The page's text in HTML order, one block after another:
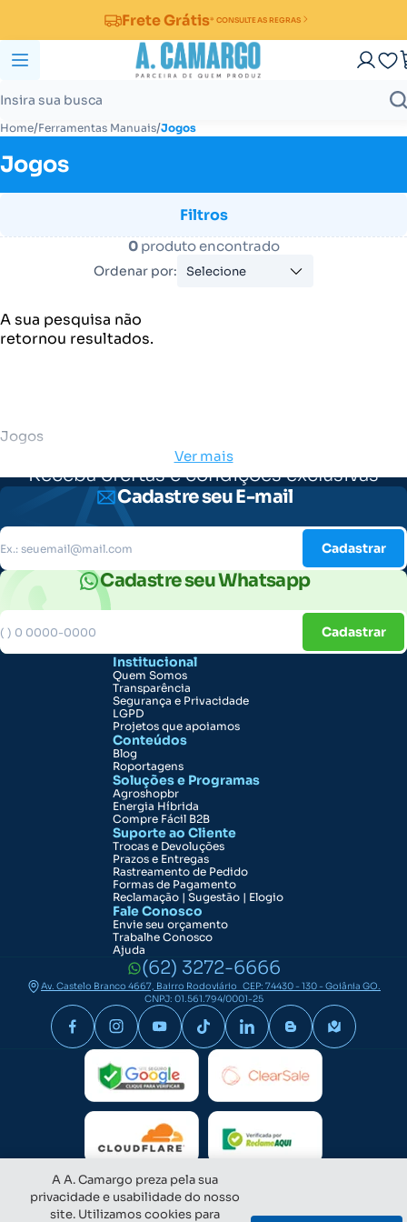
Frete Grátis* CONSULTE AS REGRAS
Home/Ferramentas Manuais/Jogos
Jogos
Filtros
0produto encontrado
Ordenar por: Selecione
A sua pesquisa não
retornou resultados.
Jogos
Ver mais
Receba ofertas e condições exclusivas
Cadastre seu E-mail
Cadastrar
Cadastre seu Whatsapp
Cadastrar
Institucional
Quem Somos
Transparência
Segurança e Privacidade
LGPD
Projetos que apoiamos
Conteúdos
Blog
Roportagens
Soluções e Programas
Agroshopbr
Energia Híbrida
Compre Fácil B2B
Suporte ao Cliente
Trocas e Devoluções
Prazos e Entregas
Rastreamento de Pedido
Formas de Pagamento
Reclamação | Sugestão | Elogio
Fale Conosco
Envie seu orçamento
Trabalhe Conosco
Ajuda
(62) 3272-6666
Av. Castelo Branco 4667, Bairro Rodoviário CEP: 74430 - 130 - Goiânia GO.
CNPJ: 01.561.794/0001-25
A A. Camargo preza pela sua
privacidade e usabilidade do nosso
site. Utilizamos cookies para